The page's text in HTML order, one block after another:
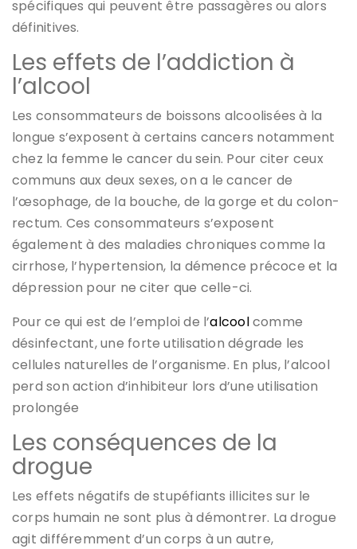
spécifiques qui peuvent être passagères ou alors
définitives.
Les effets de l’addiction à
l’alcool
Les consommateurs de boissons alcoolisées à la
longue s’exposent à certains cancers notamment
chez la femme le cancer du sein. Pour citer ceux
communs aux deux sexes, on a le cancer de
l’œsophage, de la bouche, de la gorge et du colon-
rectum. Ces consommateurs s’exposent
également à des maladies chroniques comme la
cirrhose, l’hypertension, la démence précoce et la
dépression pour ne citer que celle-ci.
Pour ce qui est de l’emploi de l’alcoolcomme
désinfectant, une forte utilisation dégrade les
cellules naturelles de l’organisme. En plus, l’alcool
perd son action d’inhibiteur lors d’une utilisation
prolongée
Les conséquences de la
drogue
Les effets négatifs de stupéfiants illicites sur le
corps humain ne sont plus à démontrer. La drogue
agit différemment d’un corps à un autre,